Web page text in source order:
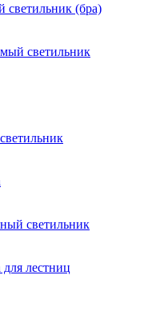
светильник (бра)
светильник
светильник
лестниц